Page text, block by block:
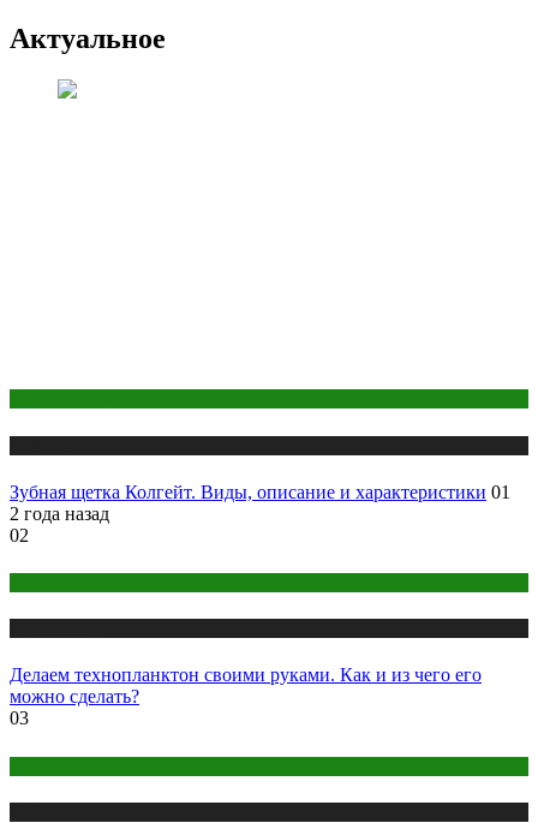
Актуальное
Зубная щетка Колгейт. Виды, описание и характеристики 01
2 года назад
02
Делаем технопланктон своими руками. Как и из чего его
можно сделать?
03